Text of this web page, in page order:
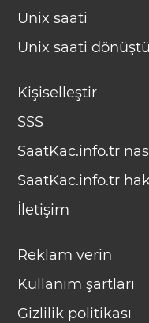
Unix saati
Unix saati
Kişiselleştir
SSS
SaatKac.info.tr
SaatKac.info.tr
İletişim
Reklam verin
Kullanım şartları
Gizlilik politikası